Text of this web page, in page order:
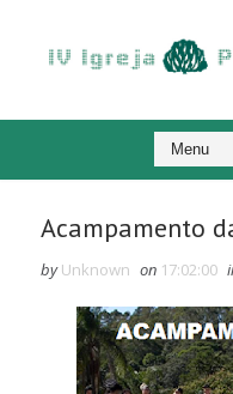
Acampamento
by Unknown on 17:02:00